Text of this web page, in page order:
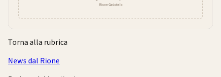
Torna alla rubrica
News dal Rione